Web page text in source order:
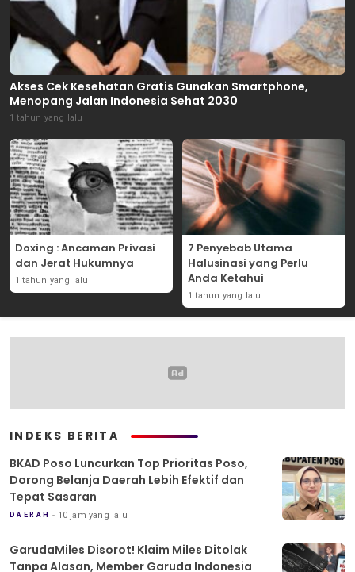
Akses Cek Kesehatan Gratis Gunakan Smartphone,
Menopang Jalan Indonesia Sehat 2030
1 tahun yang lalu
Doxing : Ancaman Privasi
dan Jerat Hukumnya
1 tahun yang lalu
7 Penyebab Utama
Halusinasi yang Perlu
Anda Ketahui
1 tahun yang lalu
INDEKS BERITA
BKAD Poso Luncurkan Top Prioritas Poso,
Dorong Belanja Daerah Lebih Efektif dan
Tepat Sasaran
DAERAH 10 jam yang lalu
GarudaMiles Disorot! Klaim Miles Ditolak
Tanpa Alasan, Member Garuda Indonesia